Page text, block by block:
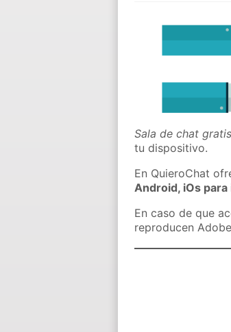
Sala de chat gratis
tu dispositivo.
En QuieroChat
Android, iOs para
En caso de que
reproducen